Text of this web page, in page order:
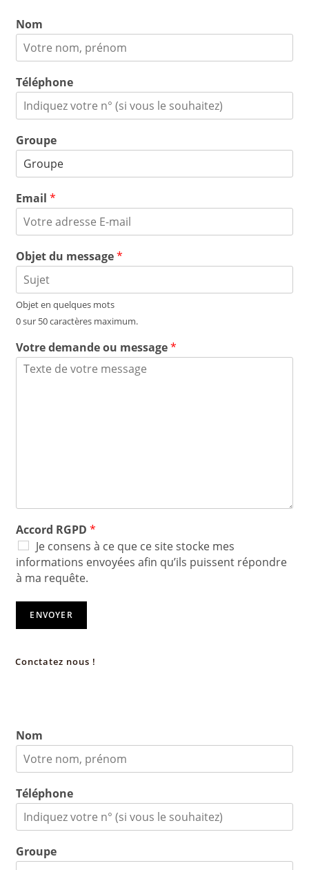
Nom
Téléphone
Groupe
Email*
Objet du message*
Objet en quelques mots
0 sur 50 caractères maximum.
Votre demande ou message*
Accord RGPD*
Je consens à ce que ce site stocke mes
informations envoyées afin qu’ils puissent répondre
à ma requête.
ENVOYER
Conctatez nous !
Nom
Téléphone
Groupe